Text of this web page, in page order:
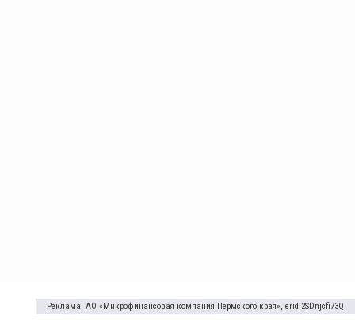
Реклама: АО «Микрофинансовая компания Пермского края», erid:2SDnjcfi73Q